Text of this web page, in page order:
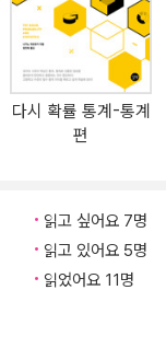
면서 수학의 필요성
하고, 미분과 적분으
을 이해하는 등 이미
졸업 이후 쓸 일이 없
지금, 그동안 잊어버
에서 자주 사용되는
은 일러스트와 표로
는 분들도 쉽고 빠
했는지 유도해 가면
다시 확률 통계-통계
편
읽고 싶어요 7명
읽고 있어요 5명
읽었어요 11명